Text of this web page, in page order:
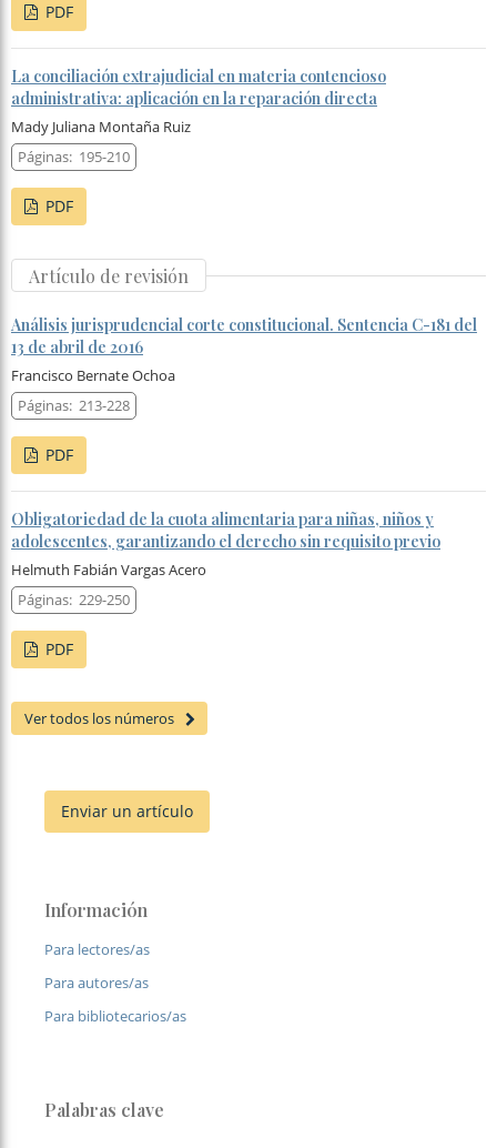
PDF
La conciliación extrajudicial en materia contencioso
administrativa: aplicación en la reparación directa
Mady Juliana Montaña Ruiz
Páginas:195-210
PDF
Artículo de revisión
Análisis jurisprudencial corte constitucional. Sentencia C-181 del
13 de abril de 2016
Francisco Bernate Ochoa
Páginas:213-228
PDF
Obligatoriedad de la cuota alimentaria para niñas, niños y
adolescentes, garantizando el derecho sin requisito previo
Helmuth Fabián Vargas Acero
Páginas:229-250
PDF
Ver todos los números
Enviar un artículo
Información
Para lectores/as
Para autores/as
Para bibliotecarios/as
Palabras clave